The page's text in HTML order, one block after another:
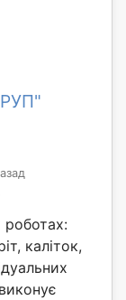
роботах:
каліток,